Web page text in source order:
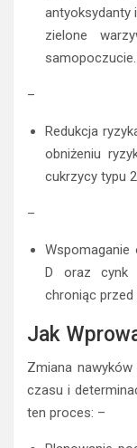
antyoksydanty
zielone
samopoczucie.
–
Redukcja
obniżeniu
cukrzycy typu
–
Wspomaganie
D oraz cynk
chroniąc przed
Jak
Zmiana
czasu i
ten proces: –